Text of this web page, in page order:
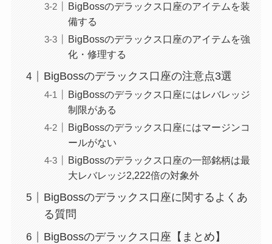
BigBossのデラックス口座のアイテムを装
備する
BigBossのデラックス口座のアイテムを強
化・修理する
BigBossのデラックス口座の注意点3選
BigBossのデラックス口座にはレバレッジ
制限がある
BigBossのデラックス口座にはマージンコ
ールがない
BigBossのデラックス口座の一部銘柄は最
大レバレッジ2,222倍の対象外
BigBossのデラックス口座に関するよくあ
る質問
BigBossのデラックス口座【まとめ】